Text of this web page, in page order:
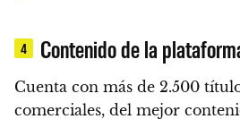
4 Contenido de la
Cuenta con más de 2.500
comerciales, del mejor